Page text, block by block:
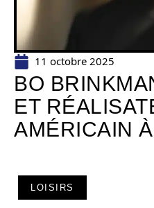
11 octobre 2025
BO
ET
AMÉRICAIN
LOISIRS